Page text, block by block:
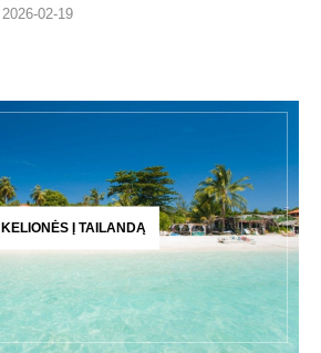
2026-02-19
KELIONĖS Į TAILANDĄ